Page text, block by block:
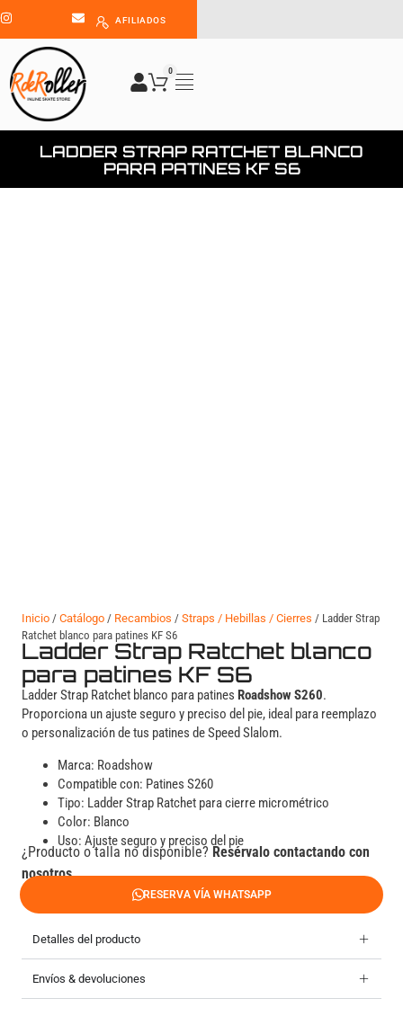
AFILIADOS
0
LADDER STRAP RATCHET BLANCO
PARA PATINES KF S6
Inicio / Catálogo / Recambios / Straps / Hebillas / Cierres / Ladder Strap
Ratchet blanco para patines KF S6
Ladder Strap Ratchet blanco
para patines KF S6
Ladder Strap Ratchet blanco para patines Roadshow S260.
Proporciona un ajuste seguro y preciso del pie, ideal para reemplazo
o personalización de tus patines de Speed Slalom.
Marca: Roadshow
Compatible con: Patines S260
Tipo: Ladder Strap Ratchet para cierre micrométrico
Color: Blanco
Uso: Ajuste seguro y preciso del pie
¿Producto o talla no disponible? Resérvalo contactando con
nosotros.
RESERVA VÍA WHATSAPP
Detalles del producto
Envíos & devoluciones